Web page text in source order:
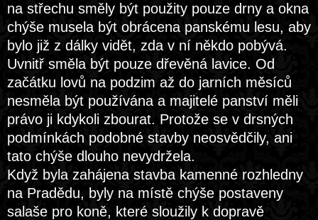
na střechu směly být použity pouze drny a okna
chýše musela být obrácena panskému lesu, aby
bylo již z dálky vidět, zda v ní někdo pobývá.
Uvnitř směla být pouze dřevěná lavice. Od
začátku lovů na podzim až do jarních měsíců
nesměla být používána a majitelé panství měli
právo ji kdykoli zbourat. Protože se v drsných
podmínkách podobné stavby neosvědčily, ani
tato chýše dlouho nevydržela.
Když byla zahájena stavba kamenné rozhledny
na Pradědu, byly na místě chýše postaveny
salaše pro koně, které sloužily k dopravě